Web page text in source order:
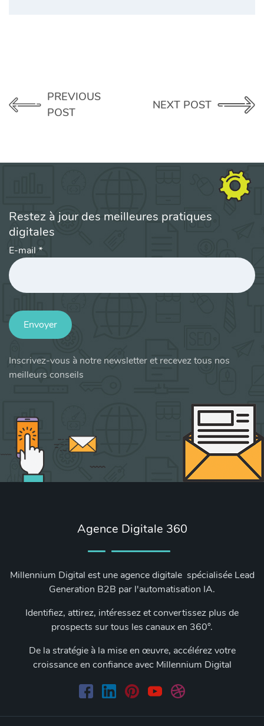
PREVIOUS
POST
NEXT POST
Restez à jour des meilleures pratiques
digitales
E-mail *
Envoyer
Inscrivez-vous à notre newsletter et recevez tous nos
meilleurs conseils
Agence Digitale 360
Millennium Digital est une agence digitale spécialisée Lead
Generation B2B par l'automatisation IA.
Identifiez, attirez, intéressez et convertissez plus de
prospects sur tous les canaux en 360°.
De la stratégie à la mise en œuvre, accélérez votre
croissance en confiance avec Millennium Digital